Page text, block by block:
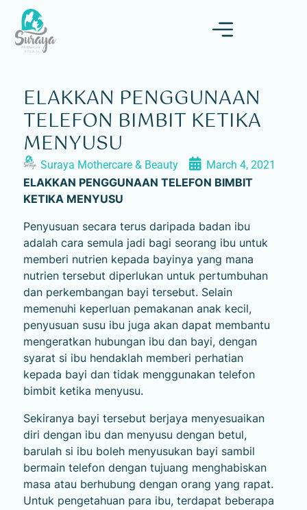
ELAKKAN PENGGUNAAN
TELEFON BIMBIT KETIKA
MENYUSU
Suraya Mothercare & Beauty March 4, 2021
ELAKKAN PENGGUNAAN TELEFON BIMBIT
KETIKA MENYUSU
Penyusuan secara terus daripada badan ibu
adalah cara semula jadi bagi seorang ibu untuk
memberi nutrien kepada bayinya yang mana
nutrien tersebut diperlukan untuk pertumbuhan
dan perkembangan bayi tersebut. Selain
memenuhi keperluan pemakanan anak kecil,
penyusuan susu ibu juga akan dapat membantu
mengeratkan hubungan ibu dan bayi, dengan
syarat si ibu hendaklah memberi perhatian
kepada bayi dan tidak menggunakan telefon
bimbit ketika menyusu.
Sekiranya bayi tersebut berjaya menyesuaikan
diri dengan ibu dan menyusu dengan betul,
barulah si ibu boleh menyusukan bayi sambil
bermain telefon dengan tujuang menghabiskan
masa atau berhubung dengan orang yang rapat.
Untuk pengetahuan para ibu, terdapat beberapa